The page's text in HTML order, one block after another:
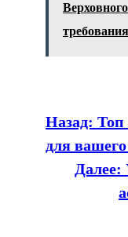
Назад: Топ
для
Далее: